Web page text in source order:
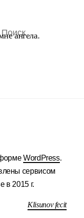
ангела.
WordPress.
сервисом
в 2015 г.
Klisunov fecit